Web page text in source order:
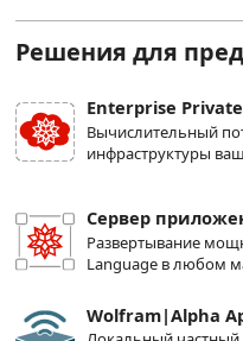
Решения для
Enterprise
Вычислительный
инфраструктуры
Сервер
Развертывание
Language в любом
Wolfram|Alpha